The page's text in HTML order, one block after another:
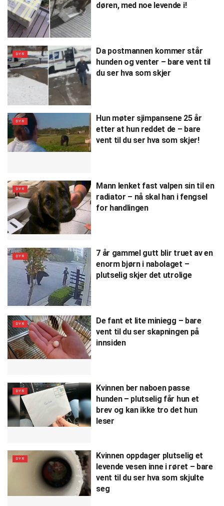
døren, med noe levende i!
DYR
Da postmannen kommer står
hunden og venter – bare vent til
du ser hva som skjer
DYR
Hun møter sjimpansene 25 år
etter at hun reddet de – bare
vent til du ser hva som skjer!
DYR
Mann lenket fast valpen sin til en
radiator – nå skal han i fengsel
for handlingen
DYR
7 år gammel gutt blir truet av en
enorm bjørn i nabolaget –
plutselig skjer det utrolige
DYR
De fant et lite miniegg – bare
vent til du ser skapningen på
innsiden
DYR
Kvinnen ber naboen passe
hunden – plutselig får hun et
brev og kan ikke tro det hun
leser
DYR
Kvinnen oppdager plutselig et
levende vesen inne i røret – bare
vent til du ser hva som skjulte
seg